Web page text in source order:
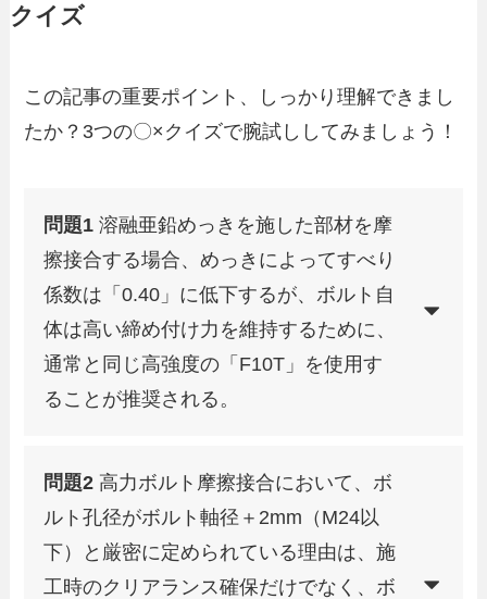
クイズ
この記事の重要ポイント、しっかり理解できまし
たか？3つの〇×クイズで腕試ししてみましょう！
問題1 溶融亜鉛めっきを施した部材を摩
擦接合する場合、めっきによってすべり
係数は「0.40」に低下するが、ボルト自
体は高い締め付け力を維持するために、
通常と同じ高強度の「F10T」を使用す
ることが推奨される。
問題2 高力ボルト摩擦接合において、ボ
ルト孔径がボルト軸径＋2mm（M24以
下）と厳密に定められている理由は、施
工時のクリアランス確保だけでなく、ボ